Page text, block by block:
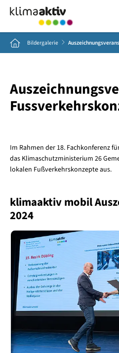
Home Bildergalerie
Im Rahmen der 18. Fachkonferenz
das Klimaschutzministerium 26
lokalen Fußverkehrskonzepte aus.
klimaaktiv mobil
2024